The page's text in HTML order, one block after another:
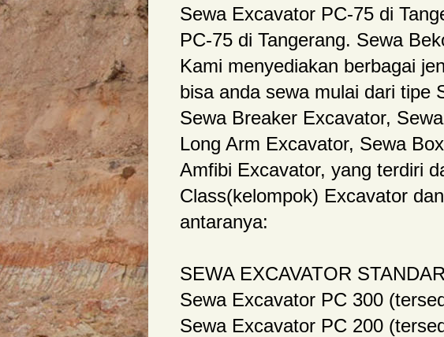
Sewa Excavator PC-75 di
PC-75 di Tangerang. Sewa
Kami menyediakan berbagai
bisa anda sewa mulai dari tipe
Sewa Breaker Excavator,
Long Arm Excavator, Sewa
Amfibi Excavator, yang terdiri
Class(kelompok) Excavator
antaranya:
SEWA EXCAVATOR STANDAR
Sewa Excavator PC 300
Sewa Excavator PC 200